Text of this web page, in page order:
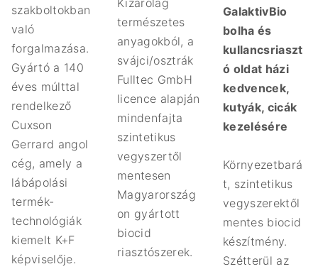
szakboltokban
való
forgalmazása.
Gyártó a 140
éves múlttal
rendelkező
Cuxson
Gerrard angol
cég, amely a
lábápolási
termék-
technológiák
kiemelt K+F
képviselője.
Kizárólag
természetes
anyagokból, a
svájci/osztrák
Fulltec GmbH
licence alapján
mindenfajta
szintetikus
vegyszertől
mentesen
Magyarország
on gyártott
biocid
riasztószerek.
GalaktivBio
bolha és
kullancsriaszt
ó oldat házi
kedvencek,
kutyák, cicák
kezelésére
Környezetbará
t, szintetikus
vegyszerektől
mentes biocid
készítmény.
Szétterül az